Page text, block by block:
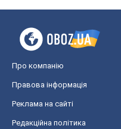
Про компанію
Правова інформація
Реклама на сайті
Редакційна політика